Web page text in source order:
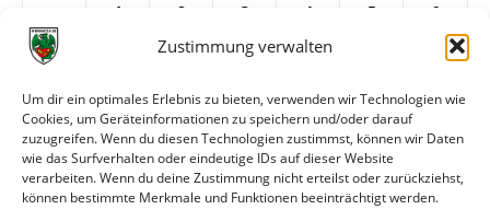
Zustimmung verwalten
Um dir ein optimales Erlebnis zu bieten, verwenden wir Technologien wie
Cookies, um Geräteinformationen zu speichern und/oder darauf
zuzugreifen. Wenn du diesen Technologien zustimmst, können wir Daten
wie das Surfverhalten oder eindeutige IDs auf dieser Website
verarbeiten. Wenn du deine Zustimmung nicht erteilst oder zurückziehst,
können bestimmte Merkmale und Funktionen beeinträchtigt werden.
1
2 3 4 5
6
7
9 10 11
21
22 23 24 25 26
28
29 30
31
« Feb.
Apr. »